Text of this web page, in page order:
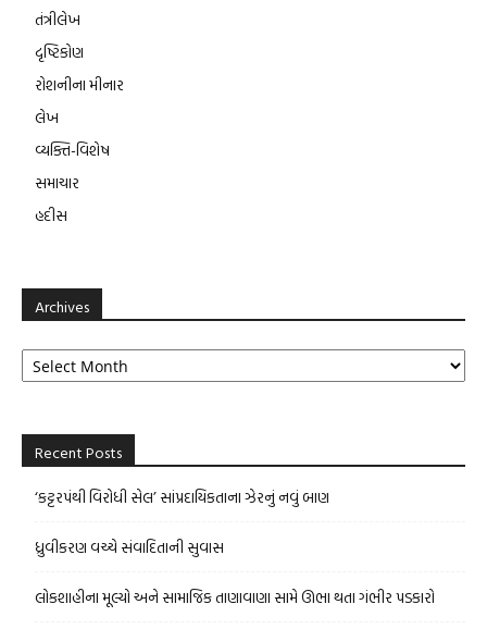
તંત્રીલેખ
દૃષ્ટિકોણ
રોશનીના મીનાર
લેખ
વ્યક્તિ-વિશેષ
સમાચાર
હદીસ
Archives
Archives
Recent Posts
‘કટ્ટરપંથી વિરોધી સેલ’ સાંપ્રદાયિકતાના ઝેરનું નવું બાણ
ધ્રુવીકરણ વચ્ચે સંવાદિતાની સુવાસ
લોકશાહીના મૂલ્યો અને સામાજિક તાણાવાણા સામે ઊભા થતા ગંભીર પડકારો